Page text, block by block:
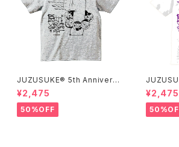
JUZUSUKE® 5th Anniversa
ry Tee
¥2,475
50%OFF
ry Tee
¥2,475